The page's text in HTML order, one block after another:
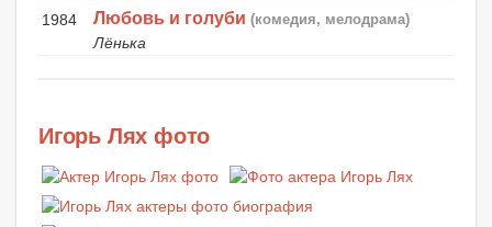
1984
Любовь и голуби (комедия, мелодрама)
Лёнька
Игорь Лях фото